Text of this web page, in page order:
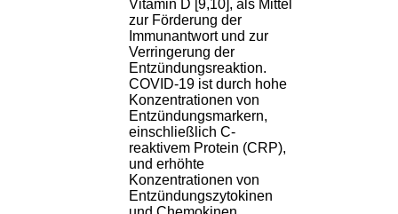
Vitamin D [9,10], als Mittel
zur Förderung der
Immunantwort und zur
Verringerung der
Entzündungsreaktion.
COVID-19 ist durch hohe
Konzentrationen von
Entzündungsmarkern,
einschließlich C-
reaktivem Protein (CRP),
und erhöhte
Konzentrationen von
Entzündungszytokinen